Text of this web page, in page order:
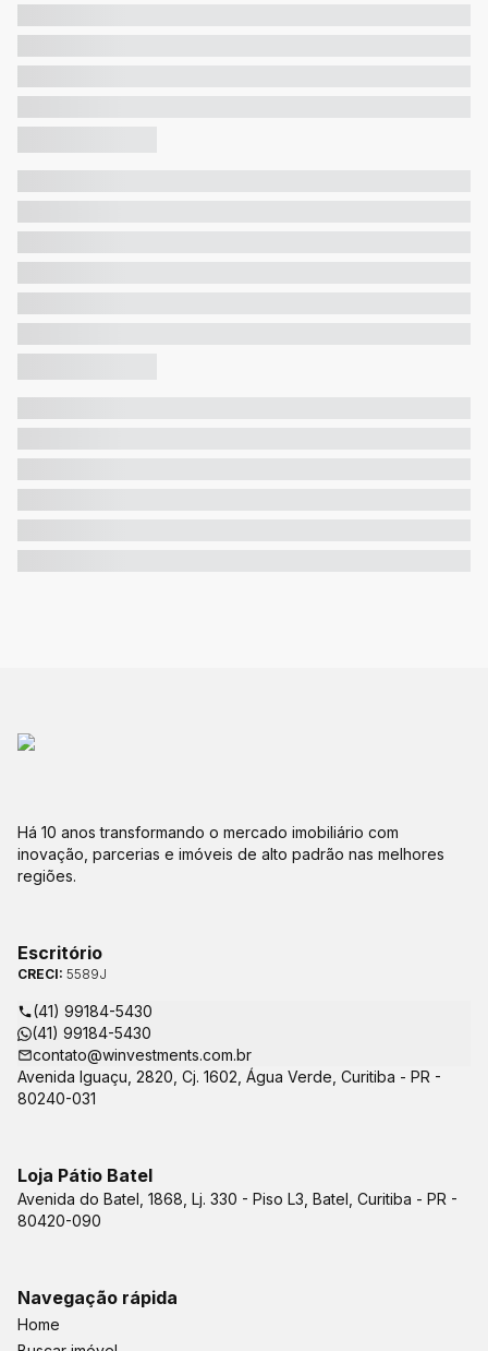
Há 10 anos transformando o mercado imobiliário com
inovação, parcerias e imóveis de alto padrão nas melhores
regiões.
Escritório
CRECI: 5589J
(41) 99184-5430
(41) 99184-5430
contato@winvestments.com.br
Avenida Iguaçu, 2820, Cj. 1602, Água Verde, Curitiba - PR -
80240-031
Loja Pátio Batel
Avenida do Batel, 1868, Lj. 330 - Piso L3, Batel, Curitiba - PR -
80420-090
Navegação rápida
Home